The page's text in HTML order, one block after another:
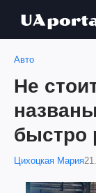
Авто
Не
быстро
Цихоцкая Мария